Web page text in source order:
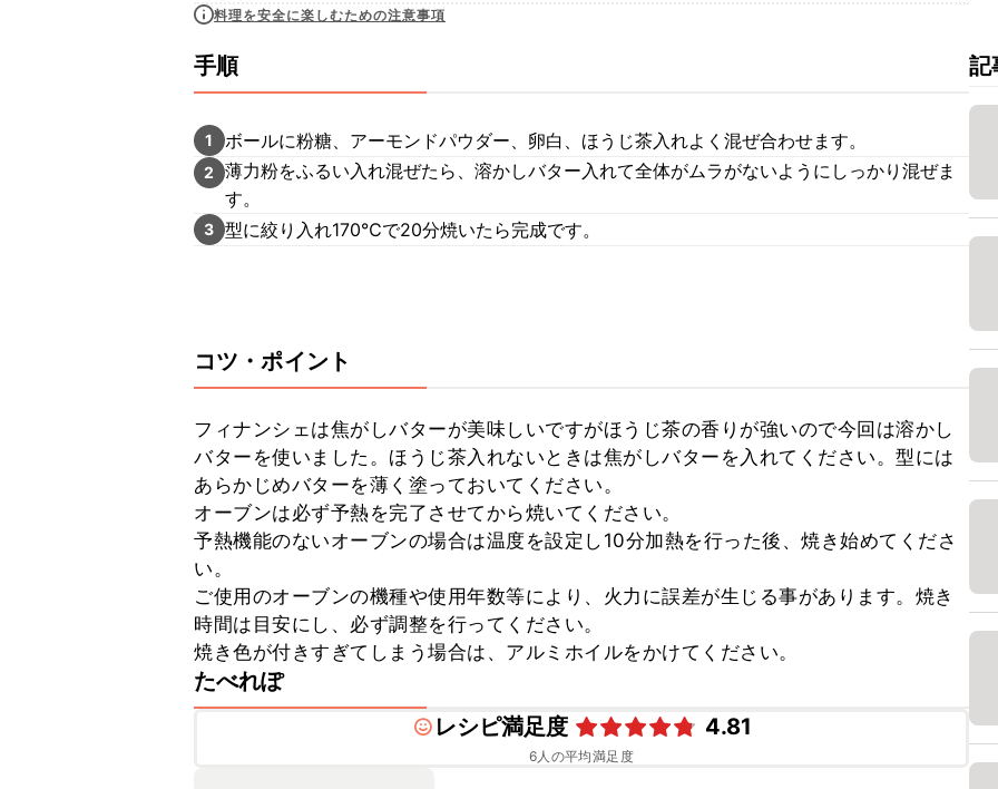
料理を安全に楽しむための注意事項
手順
1 ボールに粉糖、アーモンドパウダー、卵白、ほうじ茶入れよく混ぜ合わせます。
2
薄力粉をふるい入れ混ぜたら、溶かしバター入れて全体がムラがないようにしっかり混ぜま
す。
3 型に絞り入れ170℃で20分焼いたら完成です。
コツ・ポイント
フィナンシェは焦がしバターが美味しいですがほうじ茶の香りが強いので今回は溶かし
バターを使いました。ほうじ茶入れないときは焦がしバターを入れてください。型には
あらかじめバターを薄く塗っておいてください。
オーブンは必ず予熱を完了させてから焼いてください。
予熱機能のないオーブンの場合は温度を設定し10分加熱を行った後、焼き始めてくださ
い。
ご使用のオーブンの機種や使用年数等により、火力に誤差が生じる事があります。焼き
時間は目安にし、必ず調整を行ってください。
焼き色が付きすぎてしまう場合は、アルミホイルをかけてください。
たべれぽ
レシピ満足度
4.81
6人の平均満足度
記